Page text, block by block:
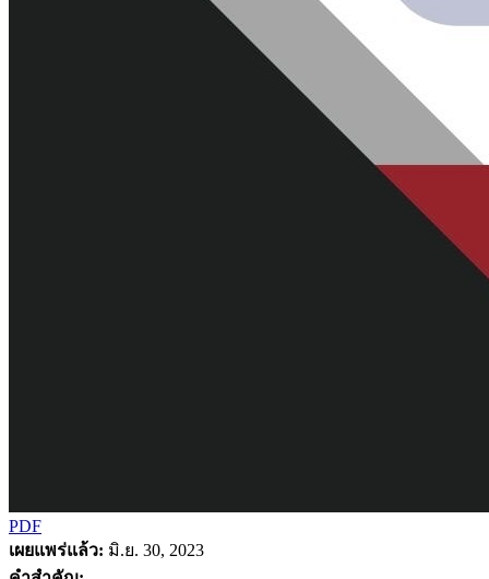
PDF
เผยแพร่แล้ว: มิ.ย. 30, 2023